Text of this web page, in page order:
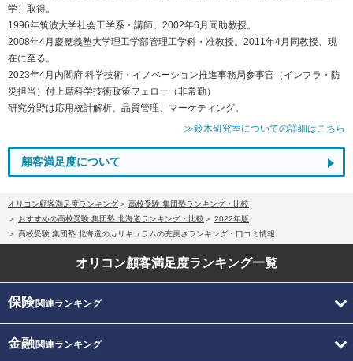
学）取得。
1996年筑波大学社会工学系・講師。2002年6月同助教授。
2008年4月慶應義塾大学理工学部管理工学科・准教授。2011年4月同教授、現
在に至る。
2023年4月内閣府 科学技術・イノベーション推進事務局参事官（インフラ・防
災担当）付上席科学技術政策フェロー（非常勤）
研究分野は応用統計解析、品質管理、マーケティング。
≫鈴木研究室についての詳細はこちら
顧客満足度について
オリコン顧客満足度ランキング
高校受験 集団塾ランキング・比較
おすすめの高校受験 集団塾 北海道ランキング・比較
2022年版
高校受験 集団塾 北海道のカリキュラムの充実さランキング・口コミ情報
オリコン顧客満足度ランキング一覧
保険関連ランキング
金融関連ランキング